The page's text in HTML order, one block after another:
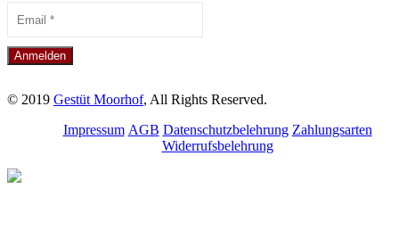
© 2019 Gestüt Moorhof, All Rights Reserved.
Impressum AGB Datenschutzbelehrung Zahlungsarten
Widerrufsbelehrung